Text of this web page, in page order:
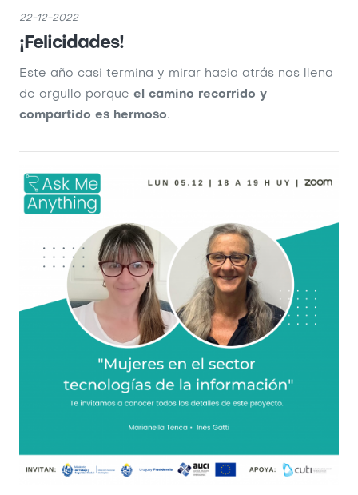
22-12-2022
¡Felicidades!
Este año casi termina y mirar hacia atrás nos llena
de orgullo porque el
camino recorrido y
compartido es hermoso.